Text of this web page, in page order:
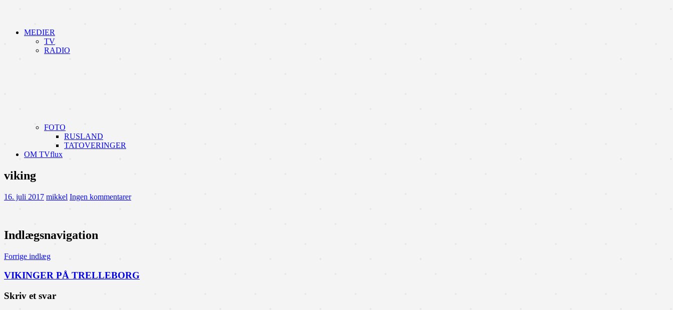
MEDIER
TV
RADIO
FOTO
RUSLAND
TATOVERINGER
OM TVflux
viking
16. juli 2017 mikkel Ingen kommentarer
Indlægsnavigation
Forrige indlæg
VIKINGER PÅ TRELLEBORG
Skriv et svar